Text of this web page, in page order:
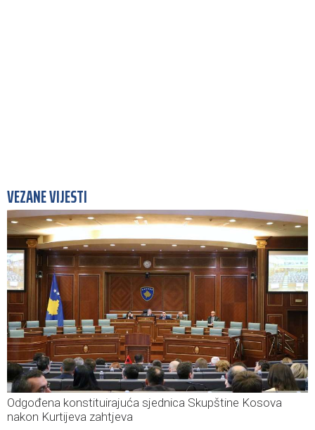
VEZANE VIJESTI
Odgođena konstituirajuća sjednica Skupštine Kosova
nakon Kurtijeva zahtjeva